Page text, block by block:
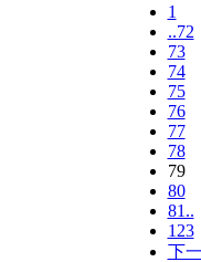
1
..72
73
74
75
76
77
78
79
80
81..
123
下